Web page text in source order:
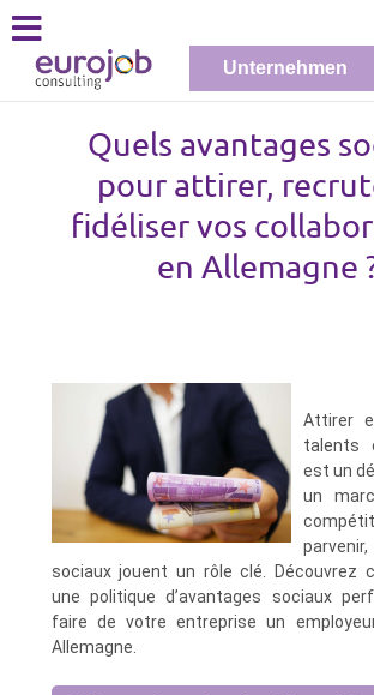
Unternehmen
Quels avantages
pour attirer,
fidéliser vos
en Allemagne
Attirer
talents
est un
un
sociaux jouent un rôle clé. Découvrez
une politique d’avantages sociaux
faire de votre entreprise un
Allemagne.